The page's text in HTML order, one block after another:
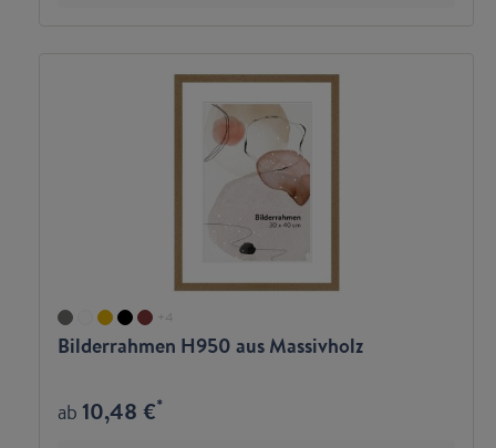
+4
Bilderrahmen H950 aus Massivholz
ab10,48 €*